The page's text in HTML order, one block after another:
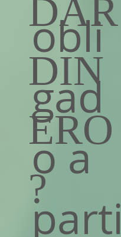
obli
gad
o a
parti
DAR
DIN
ERO
?